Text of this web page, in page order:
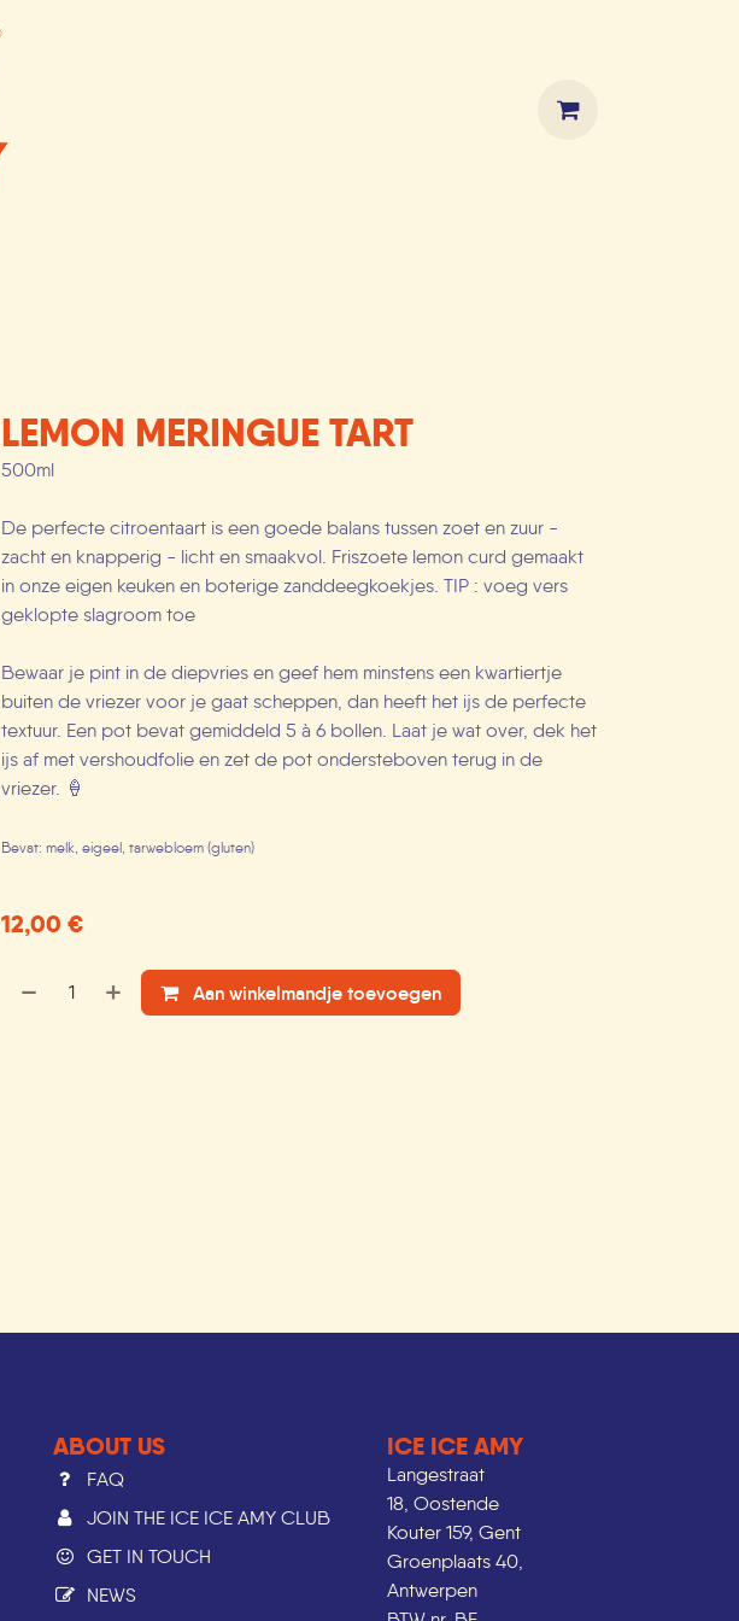
LEMON MERINGUE TART
500ml
De perfecte citroentaart is een goede balans tussen zoet en zuur -
zacht en knapperig - licht en smaakvol. Friszoete lemon curd gemaakt
in onze eigen keuken en boterige zanddeegkoekjes. TIP : voeg vers
geklopte slagroom toe
Bewaar je pint in de diepvries en geef hem minstens een kwartiertje
buiten de vriezer voor je gaat scheppen, dan heeft het ijs de perfecte
textuur. Een pot bevat gemiddeld 5 à 6 bollen. Laat je wat over, dek het
ijs af met vershoudfolie en zet de pot ondersteboven terug in de
vriezer. 🍦
Bevat: melk, eigeel, tarwebloem (gluten)
12,00 €
Aan winkelmandje toevoegen
ICE ICE AMY
Langestraat
18, Oostende
Kouter 159, Gent
Groenplaats 40,
Antwerpen
ABOUT US
FAQ
JOIN THE ICE ICE AMY CLUB
GET IN TOUCH
NEWS